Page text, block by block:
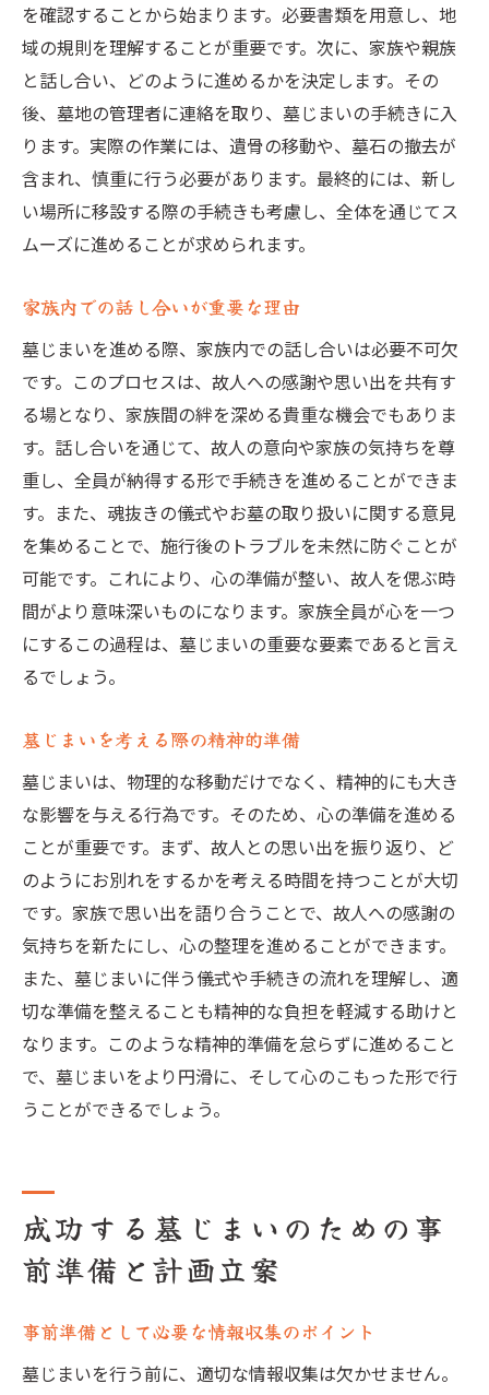
インターネットを活用した墓じまいの形態
選択肢を広げるための情報収集法
個々のニーズに合った選択肢の見つけ方
経験者に聞く！墓じまいで直面した課題とその
解決法
墓じまい経験者の声から学ぶ
よくあるトラブルとその回避策
費用面での課題とその解決法
家族間で意見が割れた場合の対応法
実際の経験に基づく成功事例の紹介
心の負担を軽減するための墓じまいの進め方
心理的ストレスを減らすための方法
家族の絆を深める墓じまいの進め方
感情的にならず冷静に進めるためのヒント
専門家のサポートを受けるメリット
心のケアを考慮した計画の立て方
未来を見据えた前向きな墓じまい
を確認することから始まります。必要書類を用意し、地
域の規則を理解することが重要です。次に、家族や親族
と話し合い、どのように進めるかを決定します。その
後、墓地の管理者に連絡を取り、墓じまいの手続きに入
ります。実際の作業には、遺骨の移動や、墓石の撤去が
含まれ、慎重に行う必要があります。最終的には、新し
い場所に移設する際の手続きも考慮し、全体を通じてス
ムーズに進めることが求められます。
家族内での話し合いが重要な理由
墓じまいを進める際、家族内での話し合いは必要不可欠
です。このプロセスは、故人への感謝や思い出を共有す
る場となり、家族間の絆を深める貴重な機会でもありま
す。話し合いを通じて、故人の意向や家族の気持ちを尊
重し、全員が納得する形で手続きを進めることができま
す。また、魂抜きの儀式やお墓の取り扱いに関する意見
を集めることで、施行後のトラブルを未然に防ぐことが
可能です。これにより、心の準備が整い、故人を偲ぶ時
間がより意味深いものになります。家族全員が心を一つ
にするこの過程は、墓じまいの重要な要素であると言え
るでしょう。
墓じまいを考える際の精神的準備
墓じまいは、物理的な移動だけでなく、精神的にも大き
な影響を与える行為です。そのため、心の準備を進める
ことが重要です。まず、故人との思い出を振り返り、ど
のようにお別れをするかを考える時間を持つことが大切
です。家族で思い出を語り合うことで、故人への感謝の
気持ちを新たにし、心の整理を進めることができます。
また、墓じまいに伴う儀式や手続きの流れを理解し、適
切な準備を整えることも精神的な負担を軽減する助けと
なります。このような精神的準備を怠らずに進めること
で、墓じまいをより円滑に、そして心のこもった形で行
うことができるでしょう。
成功する墓じまいのための事
前準備と計画立案
事前準備として必要な情報収集のポイント
墓じまいを行う前に、適切な情報収集は欠かせません。